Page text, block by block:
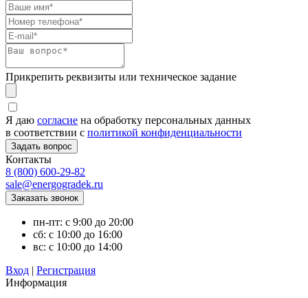
Прикрепить реквизиты или техническое задание
Я даю согласие на обработку персональных данных
в соответствии с политикой конфиденциальности
Контакты
8 (800) 600-29-82
sale@energogradek.ru
пн-пт: с 9:00 до 20:00
сб: с 10:00 до 16:00
вс: с 10:00 до 14:00
Вход | Регистрация
Информация